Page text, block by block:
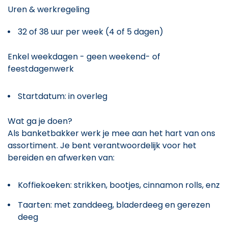
Uren & werkregeling
32 of 38 uur per week (4 of 5 dagen)
Enkel weekdagen - geen weekend- of
feestdagenwerk
Startdatum: in overleg
Wat ga je doen?
Als banketbakker werk je mee aan het hart van ons
assortiment. Je bent verantwoordelijk voor het
bereiden en afwerken van:
Koffiekoeken: strikken, bootjes, cinnamon rolls, enz
Taarten: met zanddeeg, bladerdeeg en gerezen
deeg